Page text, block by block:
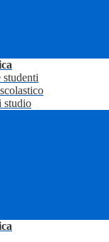
studenti
studio